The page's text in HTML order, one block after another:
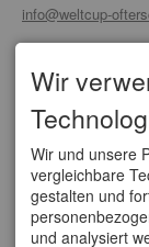
info@weltcup-
Partner/
Tickets
Anfahrt
WELTCUPS
Wir
Wir und unsere
vergleichbare
gestalten und
und analysiert